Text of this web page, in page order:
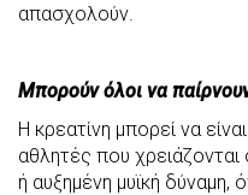
απασχολούν.
Μπορούν όλοι να
Η κρεατίνη μπορεί να
αθλητές που
ή αυξημένη μυϊκή